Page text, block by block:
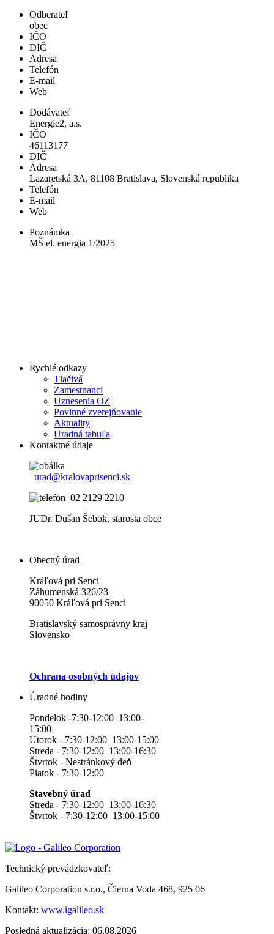
Odberateľ
obec
IČO
DIČ
Adresa
Telefón
E-mail
Web
Dodávateľ
Energie2, a.s.
IČO
46113177
DIČ
Adresa
Lazaretská 3A, 81108 Bratislava, Slovenská republika
Telefón
E-mail
Web
Poznámka
MŠ el. energia 1/2025
Rychlé odkazy
Tlačivá
Zamestnanci
Uznesenia OZ
Povinné zverejňovanie
Aktuality
Uradná tabuľa
Kontaktné údaje
urad@kralovaprisenci.sk
02 2129 2210
JUDr. Dušan Šebok, starosta obce
Obecný úrad
Kráľová pri Senci
Záhumenská 326/23
90050 Kráľová pri Senci
Bratislavský samosprávny kraj
Slovensko
Ochrana osobných údajov
Úradné hodiny
Pondelok -7:30-12:00 13:00-
15:00
Utorok - 7:30-12:00 13:00-15:00
Streda - 7:30-12:00 13:00-16:30
Štvrtok - Nestránkový deň
Piatok - 7:30-12:00
Stavebný úrad
Streda - 7:30-12:00 13:00-16:30
Štvrtok - 7:30-12:00 13:00-15:00
Technický prevádzkovateľ:
Galileo Corporation s.r.o., Čierna Voda 468, 925 06
Kontakt: www.igalileo.sk
Posledná aktualizácia: 06.08.2026